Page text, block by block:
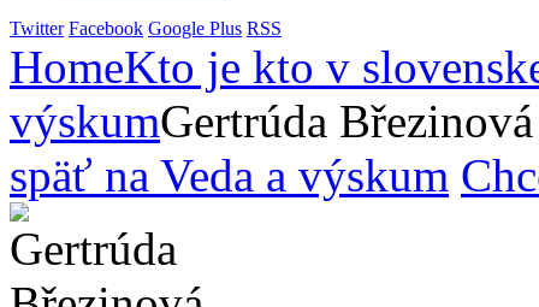
Twitter Facebook Google Plus RSS
HomeKto je kto v
výskumGertrúda Březinová
späť na Veda a výskum